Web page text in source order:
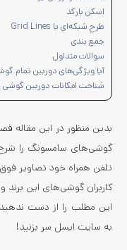
اسکن بارکد
طرح شبکه‌ای یا Grid Lines
جمع بندی
سوالات متداول
آیا ویژگی‌های دوربین
شناخت امکانات‌ دوربین گوشی
بدین منظور در این مقاله
گوشی‌های سامسونگ را شرح
تلفن همراه خود تصاویر
کاربران گوشی‌های این برند
این مطلب را از دست
به سایت ایسل سر بزنید!